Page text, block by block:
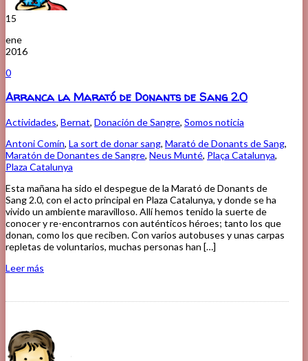
15
ene
2016
0
Arranca la Marató de Donants de Sang 2.0
Actividades, Bernat, Donación de Sangre, Somos noticia
Antoni Comín, La sort de donar sang, Marató de Donants de Sang,
Maratón de Donantes de Sangre, Neus Munté, Plaça Catalunya,
Plaza Catalunya
Esta mañana ha sido el despegue de la Marató de Donants de
Sang 2.0, con el acto principal en Plaza Catalunya, y donde se ha
vivido un ambiente maravilloso. Allí hemos tenido la suerte de
conocer y re-encontrarnos con auténticos héroes; tanto los que
donan, como los que reciben. Con varios autobuses y unas carpas
repletas de voluntarios, muchas personas han […]
Leer más